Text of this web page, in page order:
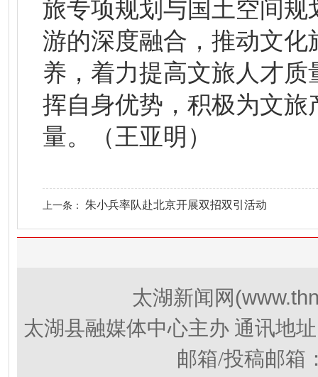
旅专项规划与国土空间
游的深度融合，推动文
养，着力提高文旅人才
挥自身优势，积极为文
量。（王亚明）
上一条： 朱小兵率队赴北京开展双招双引活动
太湖新闻网
太湖县融媒体中心主办 通讯地
邮箱/投稿邮箱